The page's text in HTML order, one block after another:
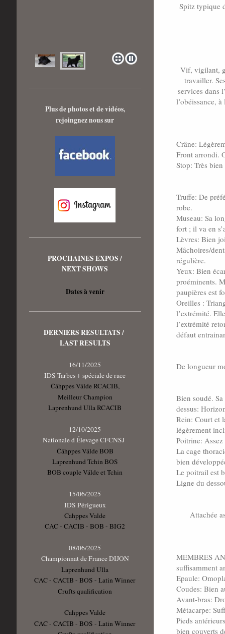
Spitz typique
Vif, vigilant,
travailler.
services dans
l’obéissance,
Crâne:
Front arrondi.
Stop: Très
Truffe: De
robe.
Museau: Sa
fort ; il va en
Lèvres: Bien
Mâchoires/
régulière.
Yeux: Bien
proéminents.
paupières est
Oreilles :
l’extrémité.
l’extrémité
défaut
De longueur
Bien soudé.
dessus:
Rein: Court et
légèrement
Poitrine: Assez
La cage
bien
Le poitrail est
Ligne du
Attachée
MEMBRES
suffisamment
Epaule:
Coudes: Bien
Avant-bras:
Métacarpe:
Pieds
bien couverts
Plus de photos et de vidéos,
rejoingnez nous sur
PROCHAINES EXPOS /
NEXT SHOWS
Dates à venir
DERNIERS RESULTATS /
LAST RESULTS
16/11/2025
IDS Tarbes + spéciale de race
Čáhppes Válde RCACIB,
Meilleur Champion
Laprenhund Ulla RCACIB
12/10/2025
Nationale d Élevage CFCNSJ
Čáhppes Válde BOB
Laprenhund Tchin BOS
BOB couple Válde et Tchin
15/06/2025
IDS Périgueux
Cahppes Valde
CAC - CACIB - BOB - BIG2
08/06/2025
Championnat de France DIJON
Laprenhund Ulla
CAC - CACIB - BOS - Latin Winner
Crufts qualification
Cahppes Valde
CAC - CACIB - BOS - Latin Winner